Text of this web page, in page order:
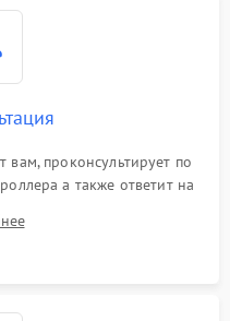
вам, проконсультирует по
а также ответит на